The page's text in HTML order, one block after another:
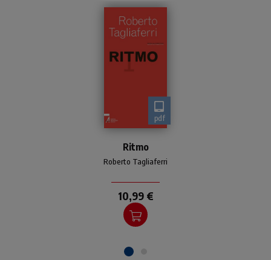
pdf
Roberto Tagliaferri
Ritmo
10,99 €